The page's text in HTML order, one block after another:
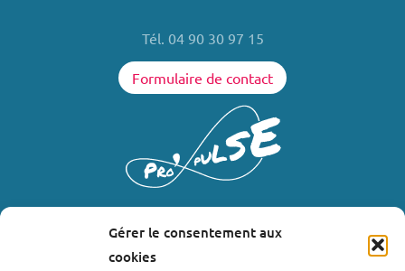
Gérer le consentement aux
cookies
Tél. 04 90 30 97 15
Formulaire de contact